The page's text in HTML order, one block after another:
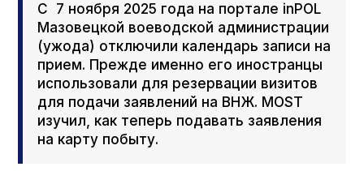
С 7 ноября 2025 года на портале inPOL
Мазовецкой воеводской администрации
(ужода) отключили календарь записи на
прием. Прежде именно его иностранцы
использовали для резервации визитов
для подачи заявлений на ВНЖ. MOST
изучил, как теперь подавать заявления
на карту побыту.